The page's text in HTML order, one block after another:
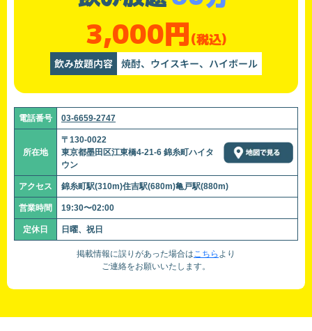
3,000円(税込)
飲み放題内容 焼酎、ウイスキー、ハイボール
電話番号 03-6659-2747
所在地
〒130-0022
東京都墨田区江東橋4-21-6 錦糸町ハイタ
ウン
アクセス 錦糸町駅(310m)住吉駅(680m)亀戸駅(880m)
営業時間 19:30〜02:00
定休日 日曜、祝日
掲載情報に誤りがあった場合はこちら より
ご連絡をお願いいたします。